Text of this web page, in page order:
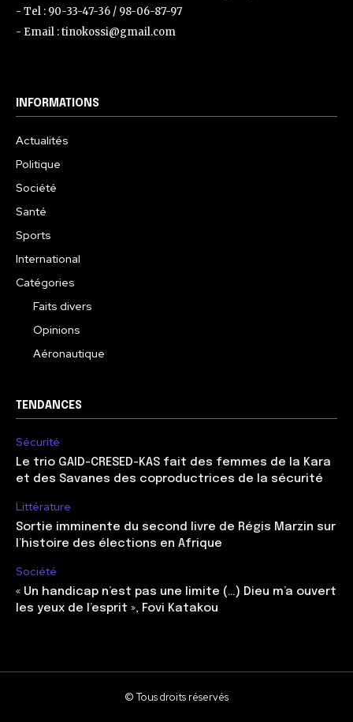
- Tel : 90-33-47-36 / 98-06-87-97
- Email : tinokossi@gmail.com
INFORMATIONS
Actualités
Politique
Société
Santé
Sports
International
Catégories
Faits divers
Opinions
Aéronautique
TENDANCES
Sécurité
Le trio GAID-CRESED-KAS fait des femmes de la Kara
et des Savanes des coproductrices de la sécurité
Littérature
Sortie imminente du second livre de Régis Marzin sur
l’histoire des élections en Afrique
Société
« Un handicap n’est pas une limite (…) Dieu m’a ouvert
les yeux de l’esprit », Fovi Katakou
© Tous droits réservés